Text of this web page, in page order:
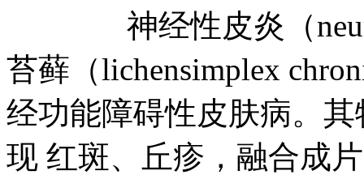
神经性皮炎（
苔藓（lichensimplex
经功能障碍性皮肤病。
现 红斑、丘疹，融合成